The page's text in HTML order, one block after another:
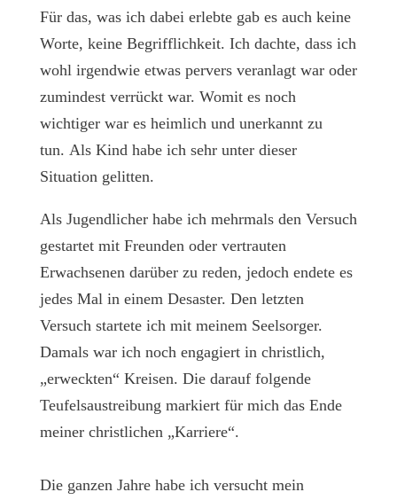
Für das, was ich dabei erlebte gab es auch keine
Worte, keine Begrifflichkeit. Ich dachte, dass ich
wohl irgendwie etwas pervers veranlagt war oder
zumindest verrückt war. Womit es noch
wichtiger war es heimlich und unerkannt zu
tun. Als Kind habe ich sehr unter dieser
Situation gelitten.
Als Jugendlicher habe ich mehrmals den Versuch
gestartet mit Freunden oder vertrauten
Erwachsenen darüber zu reden, jedoch endete es
jedes Mal in einem Desaster. Den letzten
Versuch startete ich mit meinem Seelsorger.
Damals war ich noch engagiert in christlich,
„erweckten“ Kreisen. Die darauf folgende
Teufelsaustreibung markiert für mich das Ende
meiner christlichen „Karriere“.
Die ganzen Jahre habe ich versucht mein